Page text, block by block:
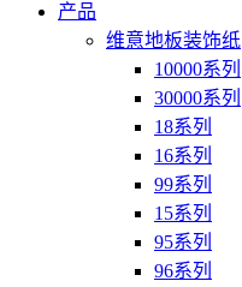
产品
维意地板装饰纸
10000系列
30000系列
18系列
16系列
99系列
15系列
95系列
96系列